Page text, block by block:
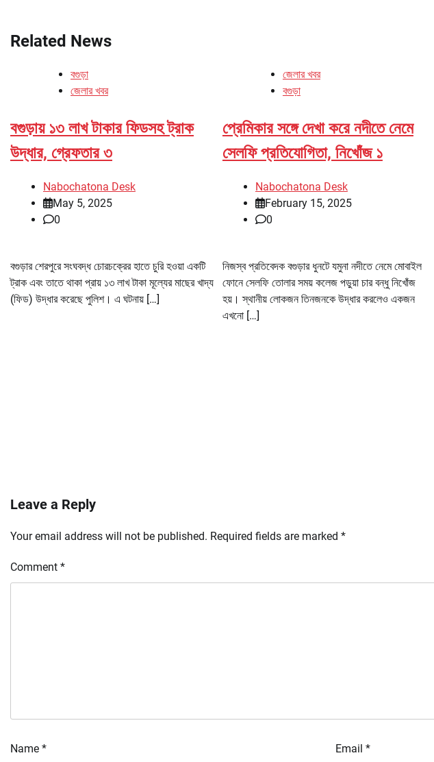
Related News
বগুড়া
জেলার খবর
বগুড়ায় ১৩ লাখ টাকার ফিডসহ ট্রাক
উদ্ধার, গ্রেফতার ৩
Nabochatona Desk
May 5, 2025
0
বগুড়ার শেরপুরে সংঘবদ্ধ চোরচক্রের হাতে চুরি হওয়া একটি
ট্রাক এবং তাতে থাকা প্রায় ১৩ লাখ টাকা মূল্যের মাছের খাদ্য
(ফিড) উদ্ধার করেছে পুলিশ। এ ঘটনায় […]
জেলার খবর
বগুড়া
প্রেমিকার সঙ্গে দেখা করে নদীতে নেমে
সেলফি প্রতিযোগিতা, নিখোঁজ ১
Nabochatona Desk
February 15, 2025
0
নিজস্ব প্রতিবেদক বগুড়ার ধুনটে যমুনা নদীতে নেমে মোবাইল
ফোনে সেলফি তোলার সময় কলেজ পড়ুয়া চার বন্ধু নিখোঁজ
হয়। স্থানীয় লোকজন তিনজনকে উদ্ধার করলেও একজন
এখনো […]
Leave a Reply
Your email address will not be published. Required fields are marked *
Comment *
Name * Email *